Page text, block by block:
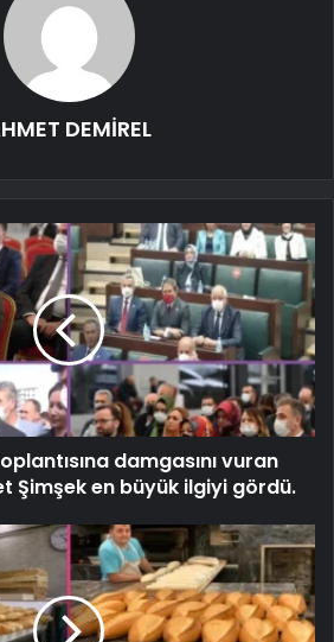
DEMİREL
damgasını vuran
Şimşek en büyük ilgiyi gördü.